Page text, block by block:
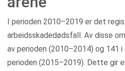
I perioden 2010–2019 er det
arbeidsskadedødsfall. Av disse
av perioden (2010–2014) og 141 i
perioden (2015–2019). Dette gir